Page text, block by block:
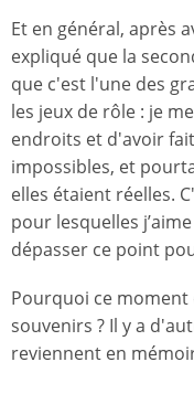
Et en général, après
expliqué que la
que c'est l'une des
les jeux de rôle : je
endroits et d'avoir
impossibles, et
elles étaient réelles.
pour lesquelles
dépasser ce point
Pourquoi ce moment
souvenirs ? Il y a
reviennent en